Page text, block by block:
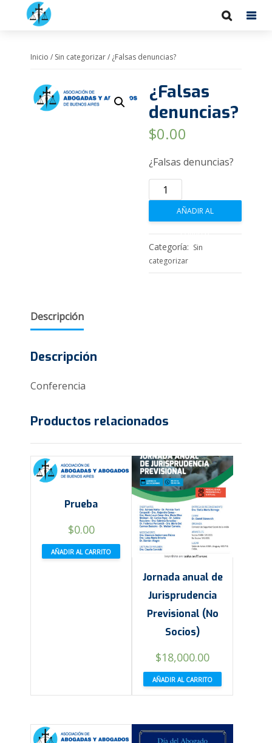
Inicio / Sin categorizar/ ¿Falsas denuncias?
¿Falsas
denuncias?
$0.00
¿Falsas denuncias?
¿Falsas
denuncias?
cantidadAÑADIR AL
CARRITO
Categoría: Sin
categorizar
Descripción
Descripción
Conferencia
Productos relacionados
Prueba
$0.00
AÑADIR AL CARRITO
Jornada anual de
Jurisprudencia
Previsional (No
Socios)
$18,000.00
AÑADIR AL CARRITO